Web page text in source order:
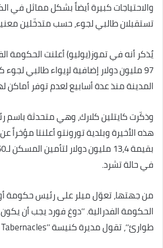
والاحتياجات كبيرة أيضاً بشكل مماثل في
تستقبلان طالبي لجوء، حسب متدخّلين
يُذكر أنه في تموز(يوليو) أعلنت الحكومة
97 مليون دولار إضافية لإيواء طالبي
المدينة منذ عدة أسابيع لعدم توفر
وذكّرت كايتلين كلارك، وهي متحدثة باسم
هذه الأخيرة وبلدية تورونتو أعلنتا
في حالة تشرد.
من جهتها، تعوّل ميلر على رئيس حكومة
الحكومة الفدرالية. ’’دوغ فورد يجب أن
طوارئ‘‘، تقول مديرة كنيسة ’’Pilgrim Feast Tabernacles‘‘.